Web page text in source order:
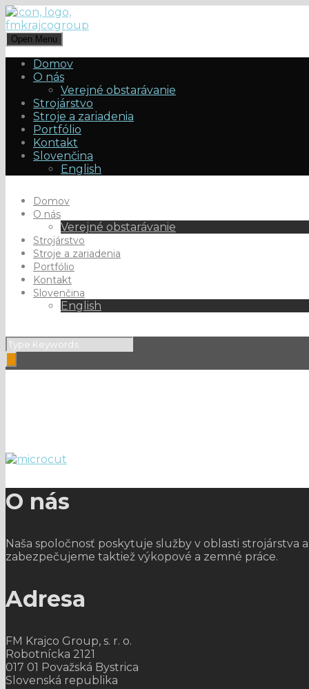
Open Menu
Domov
O nás
Verejné obstarávanie
Strojárstvo
Stroje a zariadenia
Portfólio
Kontakt
Slovenčina
English
Domov
O nás
Verejné obstarávanie
Strojárstvo
Stroje a zariadenia
Portfólio
Kontakt
Slovenčina
English
O nás
Naša spoločnosť poskytuje služby v oblasti
zabezpečujeme taktiež výkopové a zemné práce.
Adresa
FM Krajco Group, s. r. o.
Robotnícka 2121
017 01 Považská Bystrica
Slovenská republika